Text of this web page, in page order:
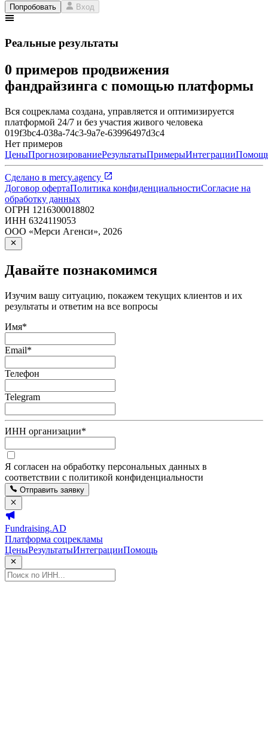
Попробовать Вход
Реальные результаты
0 примеров продвижения
фандрайзинга с помощью платформы
Вся соцреклама создана, управляется и оптимизируется
платформой 24/7 и без участия живого человека
019f3bc4-038a-74c3-9a7e-63996497d3c4
Нет примеров
ЦеныПрогнозированиеРезультатыПримерыИнтеграции
Сделано в mercy.agency
Договор офертаПолитика конфиденциальностиСогласие на
обработку данных
ОГРН 1216300018802
ИНН 6324119053
ООО «Мерси Агенси», 2026
Давайте познакомимся
Изучим вашу ситуацию, покажем текущих клиентов и их
результаты и ответим на все вопросы
Имя*
Email*
Телефон
Telegram
ИНН организации*
Я согласен на обработку персональных данных в
соответствии с политикой конфиденциальности
Отправить заявку
Fundraising.AD
Платформа соцрекламы
ЦеныРезультатыИнтеграцииПомощь